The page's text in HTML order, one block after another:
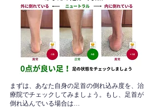
​まずは、あなた自身の足首の倒れ込み度を、治
療院でチェックしてみましょう。もし、足首が
倒れ込んでいる場合は…